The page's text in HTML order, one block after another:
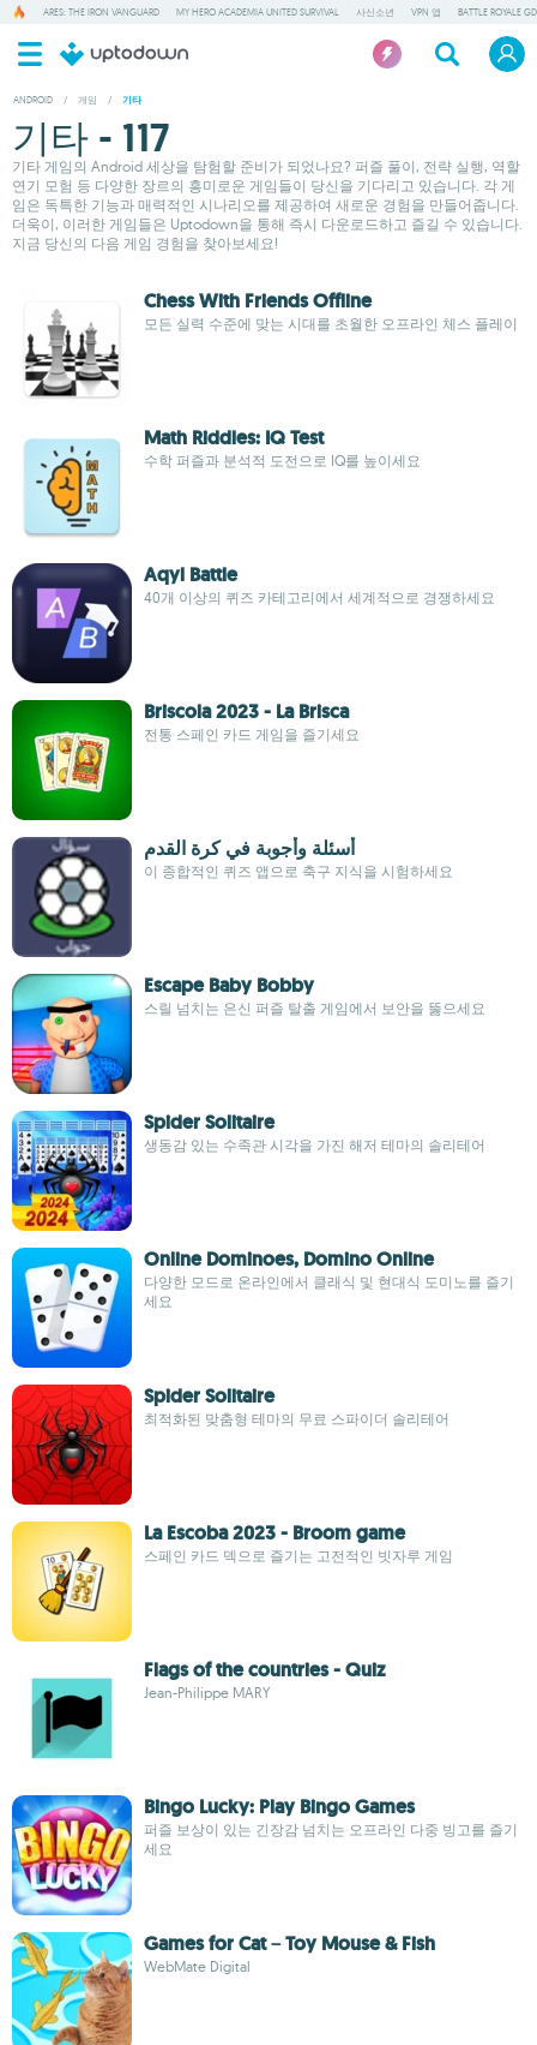
ARES: THE IRON VANGUARD MY HERO ACADEMIA UNITED SURVIVAL 사신소년 VPN 앱 BATTLE ROYALE GD
ANDROID / 게임 / 기타
기타 - 117
기타 게임의 Android 세상을 탐험할 준비가 되었나요? 퍼즐 풀이, 전략 실행, 역할
연기 모험 등 다양한 장르의 흥미로운 게임들이 당신을 기다리고 있습니다. 각 게
임은 독특한 기능과 매력적인 시나리오를 제공하여 새로운 경험을 만들어줍니다.
더욱이, 이러한 게임들은 Uptodown을 통해 즉시 다운로드하고 즐길 수 있습니다.
지금 당신의 다음 게임 경험을 찾아보세요!
Chess With Friends Offline
모든 실력 수준에 맞는 시대를 초월한 오프라인 체스 플레이
Math Riddles: IQ Test
수학 퍼즐과 분석적 도전으로 IQ를 높이세요
Aqyl Battle
40개 이상의 퀴즈 카테고리에서 세계적으로 경쟁하세요
Briscola 2023 - La Brisca
전통 스페인 카드 게임을 즐기세요
أسئلة وأجوبة في كرة القدم
이 종합적인 퀴즈 앱으로 축구 지식을 시험하세요
Escape Baby Bobby
스릴 넘치는 은신 퍼즐 탈출 게임에서 보안을 뚫으세요
Spider Solitaire
생동감 있는 수족관 시각을 가진 해저 테마의 솔리테어
Online Dominoes, Domino Online
다양한 모드로 온라인에서 클래식 및 현대식 도미노를 즐기
세요
Spider Solitaire
최적화된 맞춤형 테마의 무료 스파이더 솔리테어
La Escoba 2023 - Broom game
스페인 카드 덱으로 즐기는 고전적인 빗자루 게임
Flags of the countries - Quiz
Jean-Philippe MARY
Bingo Lucky: Play Bingo Games
퍼즐 보상이 있는 긴장감 넘치는 오프라인 다중 빙고를 즐기
세요
Games for Cat－Toy Mouse & Fish
WebMate Digital